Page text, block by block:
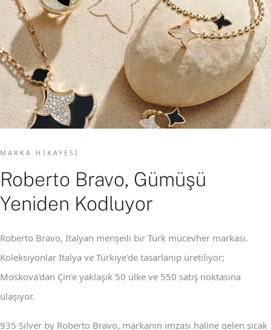
MARKA HIKAYESI
Roberto Bravo, Gümüşü
Yeniden Kodluyor
Roberto Bravo, İtalyan menşeili bir Türk mücevher markası.
Koleksiyonlar İtalya ve Türkiye'de tasarlanıp üretiliyor;
Moskova'dan Çin'e yaklaşık 50 ülke ve 550 satış noktasına
ulaşıyor.
935 Silver by Roberto Bravo, markanın imzası haline gelen sıcak